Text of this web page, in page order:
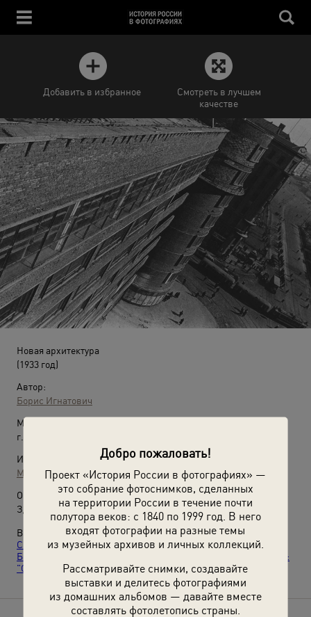
Добро пожаловать!
Проект «История России в фотографиях» —
это собрание фотоснимков, сделанных
на территории России в течение почти
полутора веков: с 1840 по 1999 год. В него
входят фотографии на разные темы
из музейных архивов и личных коллекций.
Рассматривайте снимки, создавайте
выставки и делитесь фотографиями
из домашних альбомов — давайте вместе
составлять фотолетопись страны.
Добавить в избранное
Смотреть в лучшем
качестве
Новая архитектура
(1933 год)
Автор:
Борис Игнатович
Место съемки:
г. Москва
Источники:
МАММ / МДФ
О фотографии:
Здание Наркомзема.
Выставки
«Конструктивизм: передовая архитектура раннего
СССР» ,«Иллюстрации к "Московскому дневнику"
Беньямина»
«Архитектор Алексей Щусев (1873–1949):
"От храмов до зданий КГБ"»с этой фотографией.